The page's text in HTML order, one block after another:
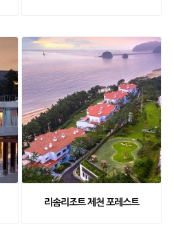
리솜리조트 제천 포레스트